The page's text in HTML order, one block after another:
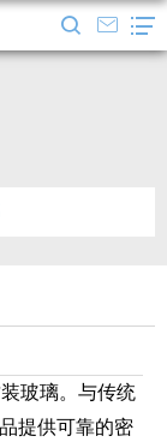
玻璃。与传统
提供可靠的密